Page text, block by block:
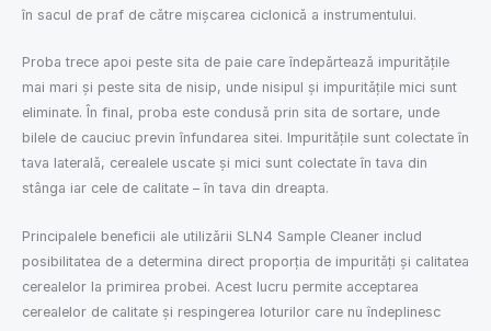
în sacul de praf de către mișcarea ciclonică a instrumentului.
Proba trece apoi peste sita de paie care îndepărtează impuritățile
mai mari și peste sita de nisip, unde nisipul și impuritățile mici sunt
eliminate. În final, proba este condusă prin sita de sortare, unde
bilele de cauciuc previn înfundarea sitei. Impuritățile sunt colectate în
tava laterală, cerealele uscate și mici sunt colectate în tava din
stânga iar cele de calitate – în tava din dreapta.
Principalele beneficii ale utilizării SLN4 Sample Cleaner includ
posibilitatea de a determina direct proporția de impurități și calitatea
cerealelor la primirea probei. Acest lucru permite acceptarea
cerealelor de calitate și respingerea loturilor care nu îndeplinesc